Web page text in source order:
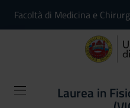
Facoltà di Medicina e
Laurea in